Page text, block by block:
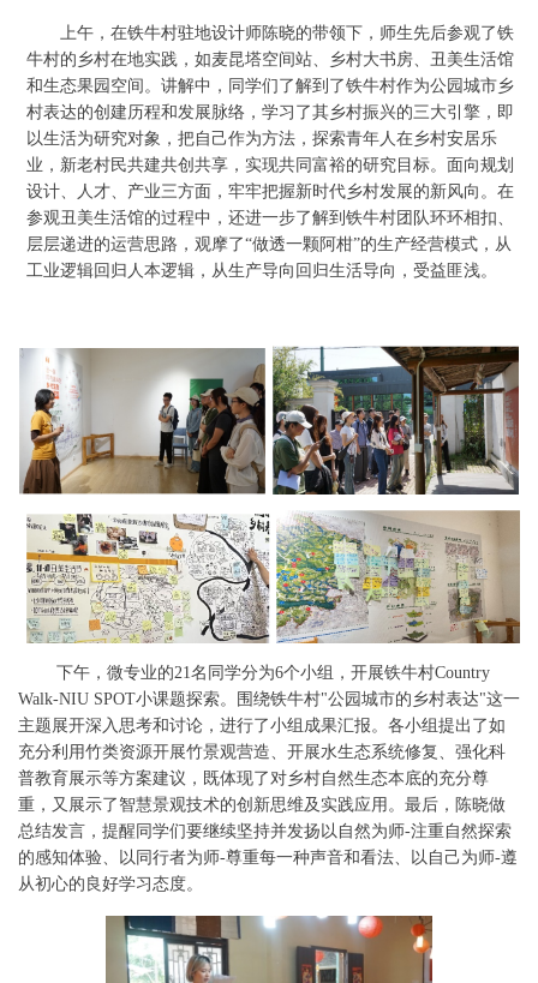
上午，在铁牛村驻地设计师陈晓的带领下，师生先后参观了铁
牛村的乡村在地实践，如麦昆塔空间站、乡村大书房、丑美生活馆
和生态果园空间。讲解中，同学们了解到了铁牛村作为公园城市乡
村表达的创建历程和发展脉络，学习了其乡村振兴的三大引擎，即
以生活为研究对象，把自己作为方法，探索青年人在乡村安居乐
业，新老村民共建共创共享，实现共同富裕的研究目标。面向规划
设计、人才、产业三方面，牢牢把握新时代乡村发展的新风向。在
参观丑美生活馆的过程中，还进一步了解到铁牛村团队环环相扣、
层层递进的运营思路，观摩了“做透一颗阿柑”的生产经营模式，从
工业逻辑回归人本逻辑，从生产导向回归生活导向，受益匪浅。
下午，微专业的21名同学分为6个小组，开展铁牛村Country
Walk-NIU SPOT小课题探索。围绕铁牛村"公园城市的乡村表达"这一
主题展开深入思考和讨论，进行了小组成果汇报。各小组提出了如
充分利用竹类资源开展竹景观营造、开展水生态系统修复、强化科
普教育展示等方案建议，既体现了对乡村自然生态本底的充分尊
重，又展示了智慧景观技术的创新思维及实践应用。最后，陈晓做
总结发言，提醒同学们要继续坚持并发扬以自然为师-注重自然探索
的感知体验、以同行者为师-尊重每一种声音和看法、以自己为师-遵
从初心的良好学习态度。